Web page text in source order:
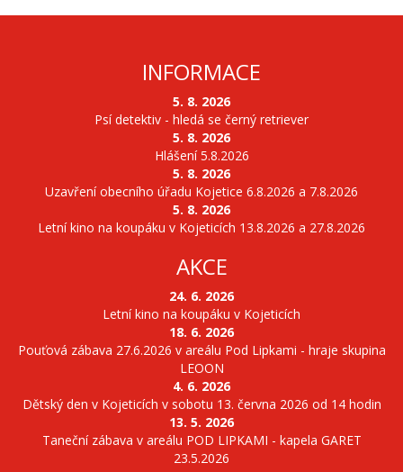
INFORMACE
5. 8. 2026
Psí detektiv - hledá se černý retriever
5. 8. 2026
Hlášení 5.8.2026
5. 8. 2026
Uzavření obecního úřadu Kojetice 6.8.2026 a 7.8.2026
5. 8. 2026
Letní kino na koupáku v Kojeticích 13.8.2026 a 27.8.2026
AKCE
24. 6. 2026
Letní kino na koupáku v Kojeticích
18. 6. 2026
Pouťová zábava 27.6.2026 v areálu Pod Lipkami - hraje skupina
LEOON
4. 6. 2026
Dětský den v Kojeticích v sobotu 13. června 2026 od 14 hodin
13. 5. 2026
Taneční zábava v areálu POD LIPKAMI - kapela GARET
23.5.2026